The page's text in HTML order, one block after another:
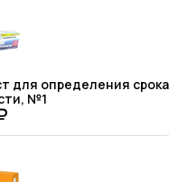
для определения срока
№1